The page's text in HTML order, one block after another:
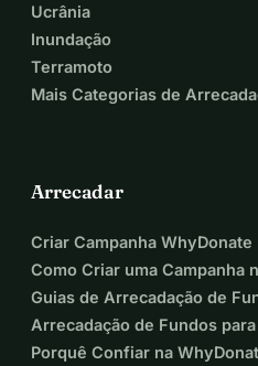
Ucrânia
Inundação
Terramoto
Mais Categorias de
Arrecadar
Criar Campanha WhyDonate
Como Criar uma Campanha
Guias de Arrecadação de
Arrecadação de Fundos
Porquê Confiar na